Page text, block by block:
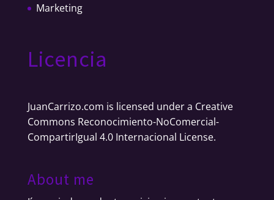
Marketing
Licencia
JuanCarrizo.com is licensed under a Creative
Commons Reconocimiento-NoComercial-
CompartirIgual 4.0 Internacional License.
About me